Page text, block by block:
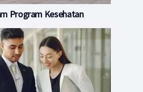
Program Kesehatan